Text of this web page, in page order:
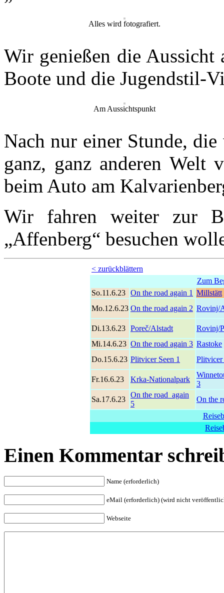
Alles wird fotografiert.
Wir genießen die Aussicht
Boote und die Jugendstil-
Am Aussichtspunkt
Nach nur einer Stunde,
ganz, ganz anderen Welt
beim Auto am
Wir fahren weiter zur
„Affenberg“ besuchen
< zurückblättern
Zum
So.11.6.23 On the road again 1 Millstätt
Mo.12.6.23 On the road again 2 Rovinj/
Di.13.6.23 Poreč/Alstadt
Rovinj/
Mi.14.6.23 On the road again 3 Rastoke
Do.15.6.23 Plitvicer Seen 1 Plitvicer
Fr.16.6.23 Krka-Nationalpark
3
Sa.17.6.23
On the road again
5
On the
Einen Kommentar
Name (erforderlich)
eMail (erforderlich) (wird nicht
Webseite